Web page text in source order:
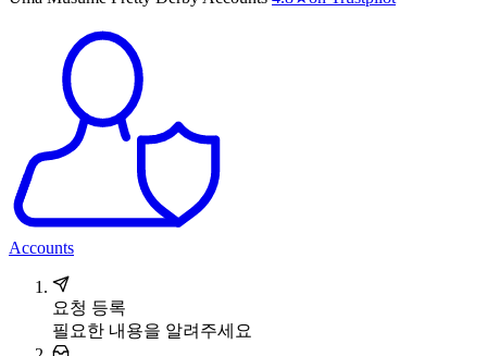
Accounts
요청 등록
필요한 내용을 알려주세요